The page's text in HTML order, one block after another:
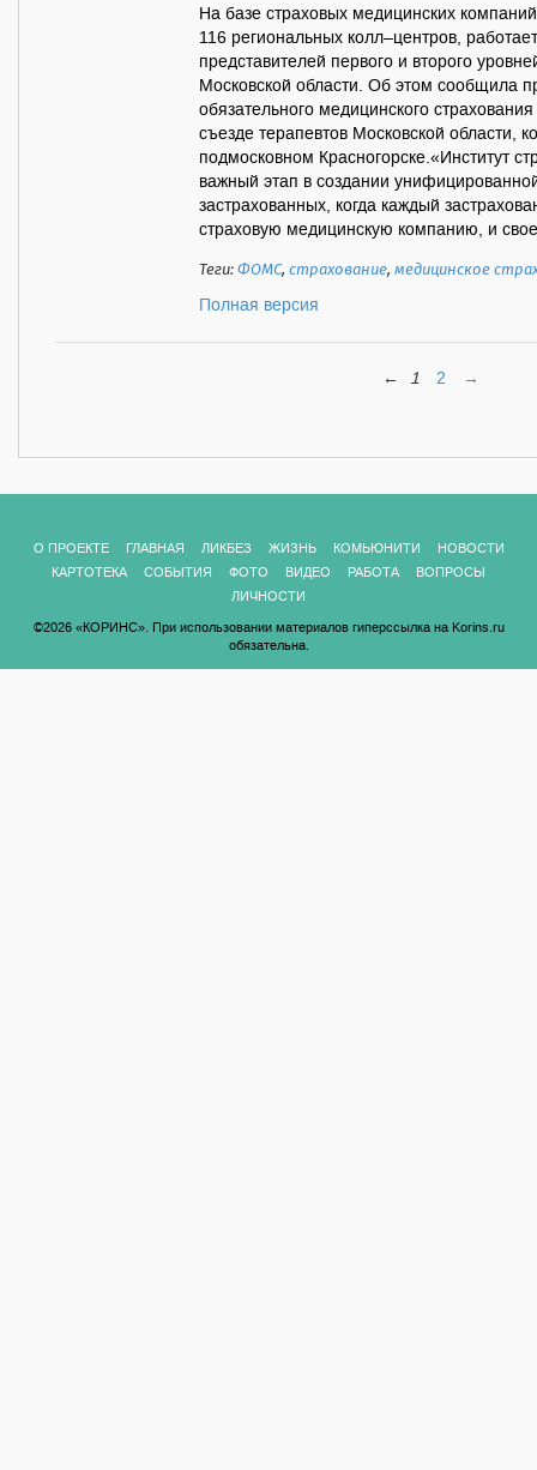
На базе страховых медицинских
116 региональных колл–центров,
представителей первого и второго
Московской области. Об этом сообщила
обязательного медицинского
съезде терапевтов Московской области,
подмосковном Красногорске.«Институт
важный этап в создании
застрахованных, когда каждый
страховую медицинскую компанию, и
Теги:ФОМС,страхование,медицинское
Полная версия
← 1 2 →
О ПРОЕКТЕ ГЛАВНАЯ ЛИКБЕЗ ЖИЗНЬ КОМЬЮНИТИ
НОВОСТИ
КАРТОТЕКА
СОБЫТИЯ ФОТО ВИДЕО РАБОТА
ВОПРОСЫ
ЛИЧНОСТИ
©2026 «КОРИНС». При использовании материалов гиперссылка на Korins.ru
обязательна.